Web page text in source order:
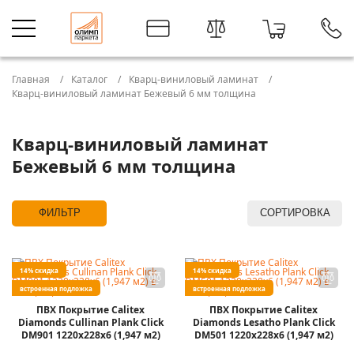
Главная Каталог
Кварц-виниловый ламинат
Кварц-виниловый ламинат Бежевый 6 мм толщина
Кварц-виниловый ламинат
Бежевый 6 мм толщина
ФИЛЬТР СОРТИРОВКА
14% скидка
встроенная подложка
ПВХ Покрытие Calitex
Diamonds Cullinan Plank Click
DM901 1220x228x6 (1,947 м2)
14% скидка
встроенная подложка
ПВХ Покрытие Calitex
Diamonds Lesatho Plank Click
DM501 1220x228x6 (1,947 м2)